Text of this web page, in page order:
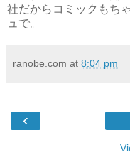
社だからコミックもち
ュで。
ranobe.com at 8:04 pm
‹